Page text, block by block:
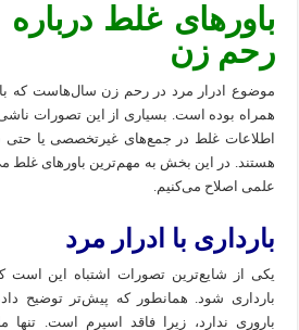
باورهای غلط درباره
رحم زن
موضوع ادرار مرد در رحم زن سال‌هاست که
همراه بوده است. بسیاری از این تصورات ناشی
اطلاعات غلط در جمع‌های غیرتخصصی یا حتی
هستند. در این بخش به مهم‌ترین باورهای غلط
علمی اصلاح می‌کنیم.
بارداری با ادرار مرد
یکی از شایع‌ترین تصورات اشتباه این است
بارداری شود. همانطور که پیش‌تر توضیح
باروری ندارد، زیرا فاقد اسپرم است. تنها